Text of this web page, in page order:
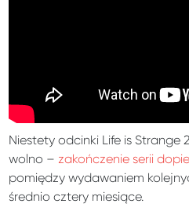
Niestety odcinki Life is
wolno – zakończenie serii
pomiędzy wydawaniem
średnio cztery miesiące.